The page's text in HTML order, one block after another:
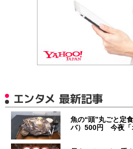
エンタメ 最新記事
魚の“頭”丸ごと定
バ）500円 今夜「